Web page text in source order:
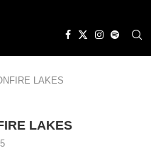
LAKES
LAKES